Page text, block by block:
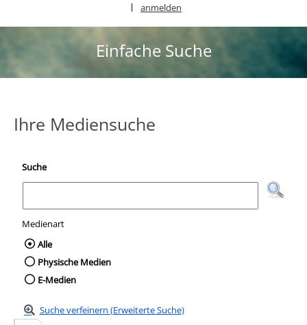
anmelden
Einfache Suche
Ihre Mediensuche
Suche
Medienart
Wählen Sie die Medienart nach der Sie
Alle
Physische Medien
E-Medien
Suche verfeinern (Erweiterte Suche)